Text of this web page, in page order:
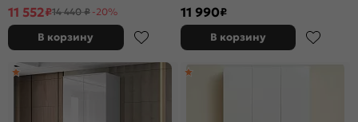
11 552₽14 440 ₽ -20%
В корзину
11 990₽
В корзину